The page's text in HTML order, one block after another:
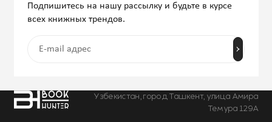
Узбекистан, город Ташкент, улица Амира
Темура 129А
Подпишитесь на нашу рассылку и будьте в курсе
всех книжных трендов.